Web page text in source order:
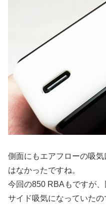
側面にもエアフローの吸
はなかったですね。
今回の850 RBAもですが
サイド吸気になっていた